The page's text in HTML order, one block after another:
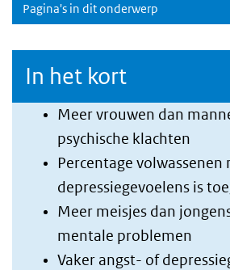
Pagina's in dit onderwerp
In het kort
Meer vrouwen dan
psychische klachten
Percentage
depressiegevoelens is
Meer meisjes dan
mentale problemen
Vaker angst- of